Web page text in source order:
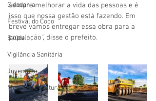
Cidadania
Festival do Coco
Saúde
Vigilãncia Sanitária
Juventude
Memória e Cultura
sempre melhorar a vida das pessoas e é
isso que nossa gestão está fazendo. Em
breve vamos entregar essa obra para a
população”, disse o prefeito.